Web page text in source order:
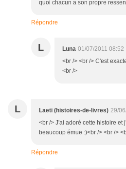
quoi chacun a son propre
Répondre
L Luna 01/07/2011 08:52
<br /> <br /> C'est
<br />
L Laeti (histoires-de-livres) 29/
<br /> J'ai adoré cette histoire et
beaucoup émue :)<br /> <br />
Répondre